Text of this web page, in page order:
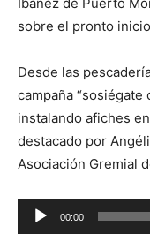
sobre el pronto
Desde las
campaña “sosiégate
instalando afiches
destacado por
Asociación Gremial
Reproductor
de
00:00